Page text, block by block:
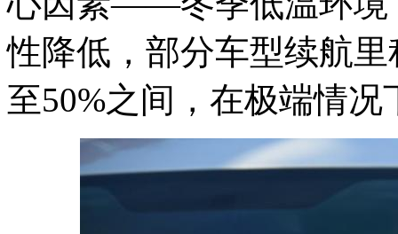
性降低，部分车型续航
至50%之间，在极端情